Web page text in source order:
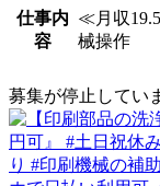
仕事内
容
≪月収
械操作
募集が停止してい